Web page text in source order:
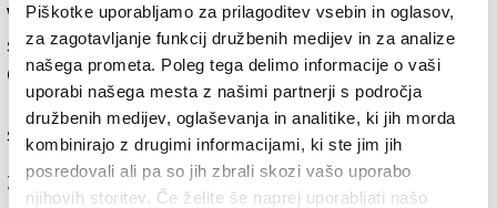
Piškotke uporabljamo za prilagoditev vsebin in oglasov,
za zagotavljanje funkcij družbenih medijev in za analize
našega prometa. Poleg tega delimo informacije o vaši
uporabi našega mesta z našimi partnerji s področja
družbenih medijev, oglaševanja in analitike, ki jih morda
kombinirajo z drugimi informacijami, ki ste jim jih
posredovali ali pa so jih zbrali skozi vašo uporabo
njihovih storitev. Če želite še naprej uporabljati našo
Valcelline, helikopter z zdravnikom ter dva
strokovnjaka gorske in jamske reševalne službe
CNSAS. Smučarja so privezali in ga potegnili iz brezna.
Ugotovili so, da jo je odnesel brez poškodb, pač pa le
s skromno podhlajenostjo.
Za branje in pisanje komentarjevje potrebna prijava